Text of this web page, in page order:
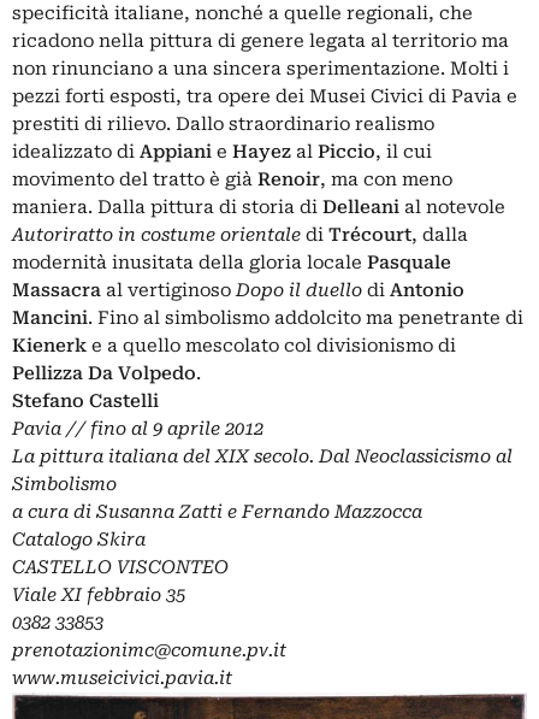
specificità italiane, nonché a quelle regionali, che
ricadono nella pittura di genere legata al territorio ma
non rinunciano a una sincera sperimentazione. Molti i
pezzi forti esposti, tra opere dei Musei Civici di Pavia e
prestiti di rilievo. Dallo straordinario realismo
idealizzato di Appiani e Hayez al Piccio, il cui
movimento del tratto è già Renoir, ma con meno
maniera. Dalla pittura di storia di Delleani al notevole
Autoriratto in costume orientale di Trécourt, dalla
modernità inusitata della gloria locale Pasquale
Massacra al vertiginosoDopo il duello di Antonio
Mancini. Fino al simbolismo addolcito ma penetrante di
Kienerk e a quello mescolato col divisionismo di
Pellizza Da Volpedo.
Stefano Castelli
Pavia // fino al 9 aprile 2012
La pittura italiana del XIX secolo. Dal Neoclassicismo al
Simbolismo
a cura di Susanna Zatti e Fernando Mazzocca
Catalogo Skira
CASTELLO VISCONTEO
Viale XI febbraio 35
0382 33853
prenotazionimc@comune.pv.it
www.museicivici.pavia.it